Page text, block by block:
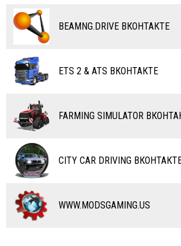
ВОДНЫЙ ТРАНСПОРТ
САМОЛЕТЫ
RC ТРАНСПОРТ
КАРТЫ
ЧИТЫ
ПРОГРАММЫ
РАЗНОЕ
BEAMNG.DRIVE ВКОНТАКТЕ
ETS 2 & ATS ВКОНТАКТЕ
FARMING SIMULATOR
CITY CAR DRIVING
WWW.MODSGAMING.US